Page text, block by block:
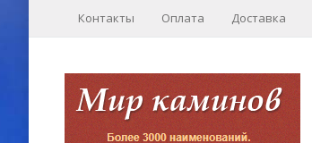
Контакты Оплата Доставка